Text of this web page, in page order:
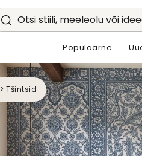
Otsi stiili, meeleolu või
Populaarne
> Tšintsid